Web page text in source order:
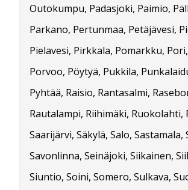
Outokumpu, Padasjoki, Paimio,
Parkano, Pertunmaa, Petäjävesi,
Pielavesi, Pirkkala, Pomarkku,
Porvoo, Pöytyä, Pukkila,
Pyhtää, Raisio, Rantasalmi,
Rautalampi, Riihimäki, Ruokolahti,
Saarijärvi, Säkylä, Salo, Sastamala,
Savonlinna, Seinäjoki, Siikainen,
Siuntio, Soini, Somero, Sulkava,